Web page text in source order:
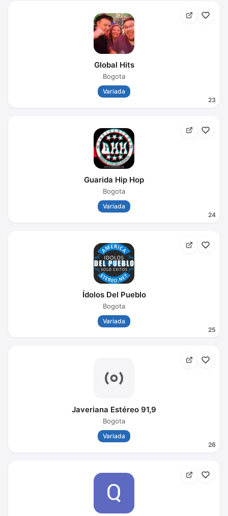
23
Global Hits
Bogota
Variada
24
Guarida Hip Hop
Bogota
Variada
25
Ídolos Del Pueblo
Bogota
Variada
26
Javeriana Estéreo 91,9
Bogota
Variada